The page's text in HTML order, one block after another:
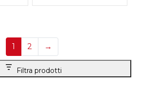
1 2 →
Filtra prodotti